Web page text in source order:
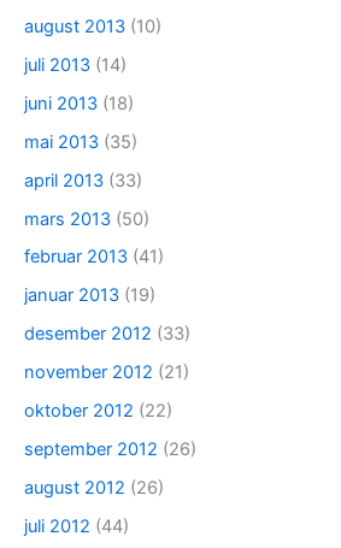
august 2013 (10)
juli 2013 (14)
juni 2013 (18)
mai 2013 (35)
april 2013 (33)
mars 2013 (50)
februar 2013 (41)
januar 2013 (19)
desember 2012 (33)
november 2012 (21)
oktober 2012 (22)
september 2012 (26)
august 2012 (26)
juli 2012 (44)